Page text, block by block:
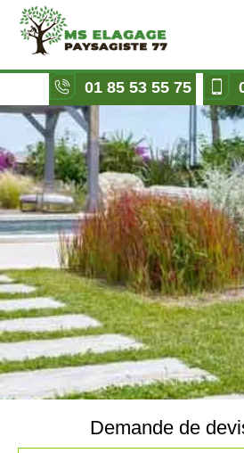
01 85 53 55 75
Demande de